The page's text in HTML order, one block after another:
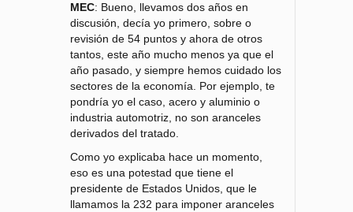
MEC: Bueno, llevamos dos años en
discusión, decía yo primero, sobre o
revisión de 54 puntos y ahora de otros
tantos, este año mucho menos ya que el
año pasado, y siempre hemos cuidado los
sectores de la economía. Por ejemplo, te
pondría yo el caso, acero y aluminio o
industria automotriz, no son aranceles
derivados del tratado.
Como yo explicaba hace un momento,
eso es una potestad que tiene el
presidente de Estados Unidos, que le
llamamos la 232 para imponer aranceles